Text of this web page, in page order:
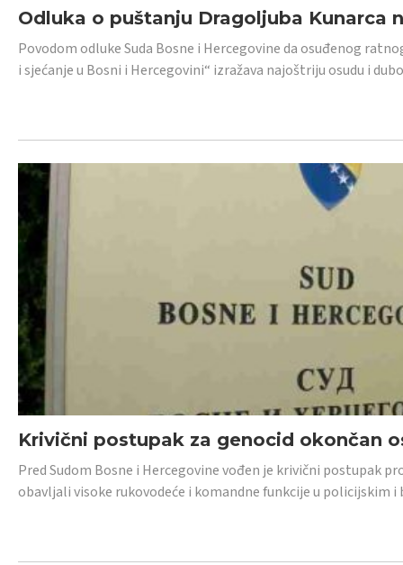
Odluka o puštanju Dragoljuba Kunarca
Povodom odluke Suda Bosne i Hercegovine da osuđenog
i sjećanje u Bosni i Hercegovini“ izražava najoštriju osudu i
Krivični postupak za genocid okončan
Pred Sudom Bosne i Hercegovine vođen je krivični postupak
obavljali visoke rukovodeće i komandne funkcije u policijskim